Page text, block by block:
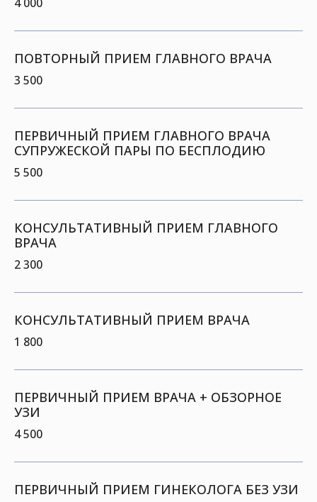
ПОВТОРНЫЙ ПРИЕМ ГЛАВНОГО ВРАЧА
3 500
ПЕРВИЧНЫЙ ПРИЕМ ГЛАВНОГО ВРАЧА
СУПРУЖЕСКОЙ ПАРЫ ПО БЕСПЛОДИЮ
5 500
КОНСУЛЬТАТИВНЫЙ ПРИЕМ ГЛАВНОГО
ВРАЧА
2 300
КОНСУЛЬТАТИВНЫЙ ПРИЕМ ВРАЧА
1 800
ПЕРВИЧНЫЙ ПРИЕМ ВРАЧА + ОБЗОРНОЕ
УЗИ
4 500
ПЕРВИЧНЫЙ ПРИЕМ ГИНЕКОЛОГА БЕЗ УЗИ